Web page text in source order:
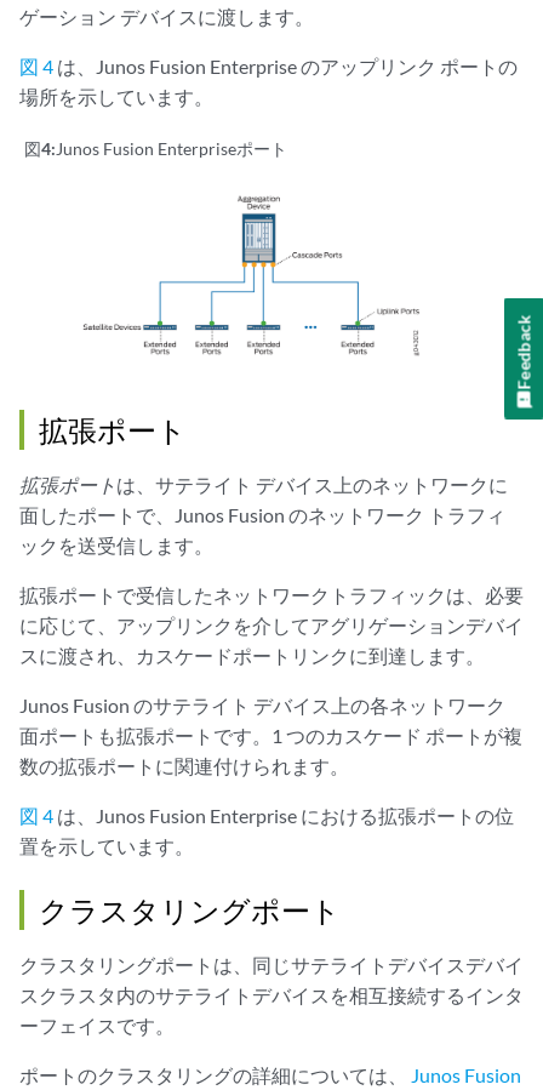
ゲーション デバイスに渡します。
図 4 は、Junos Fusion Enterprise のアップリンク ポートの
場所を示しています。
図4:Junos Fusion Enterpriseポート
拡張ポート
拡張ポート は、サテライト デバイス上のネットワークに
面したポートで、Junos Fusion のネットワーク トラフィ
ックを送受信します。
拡張ポートで受信したネットワークトラフィックは、必要
に応じて、アップリンクを介してアグリゲーションデバイ
スに渡され、カスケードポートリンクに到達します。
Junos Fusion のサテライト デバイス上の各ネットワーク
面ポートも拡張ポートです。1 つのカスケード ポートが複
数の拡張ポートに関連付けられます。
図 4 は、Junos Fusion Enterprise における拡張ポートの位
置を示しています。
クラスタリングポート
クラスタリングポートは、同じサテライトデバイスデバイ
スクラスタ内のサテライトデバイスを相互接続するインタ
ーフェイスです。
ポートのクラスタリングの詳細については、
Junos Fusion
Feedback